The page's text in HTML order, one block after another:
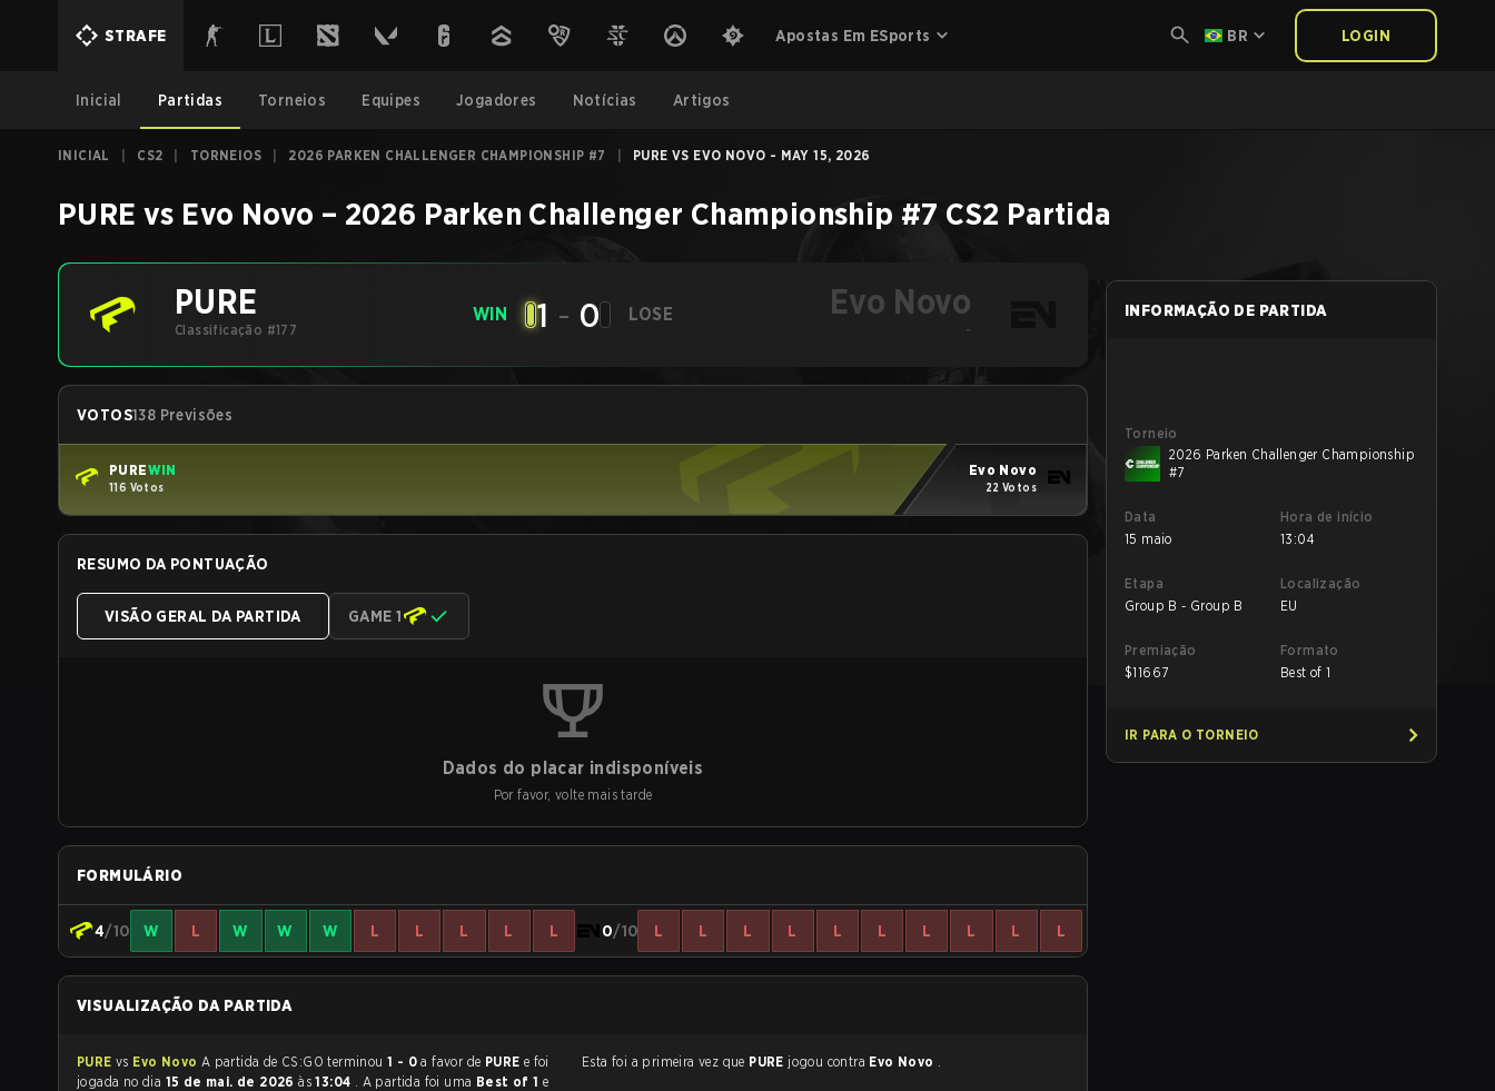
STRAFE Apostas Em ESports BR LOGIN
Inicial Partidas Torneios Equipes Jogadores Notícias Artigos
INICIAL CS2 TORNEIOS 2026 PARKEN CHALLENGER CHAMPIONSHIP #7 PURE VS EVO NOVO - MAY 15, 2026
PURE vs Evo Novo – 2026 Parken Challenger Championship #7 CS2 Partida
PURE
Classificação #177
WIN 1 - 0 LOSE Evo Novo
-
VOTOS138 Previsões
PUREWIN
116 Votos
Evo Novo
22 Votos
RESUMO DA PONTUAÇÃO
VISÃO GERAL DA PARTIDA GAME 1
Dados do placar indisponíveis
Por favor, volte mais tarde
FORMULÁRIO
4/10 W L W W W L L L L L 0/10 L L L L L L L L L L
VISUALIZAÇÃO DA PARTIDA
PURE vs Evo Novo A partida de CS:GO terminou 1 - 0 a favor de PURE e foi
jogada no dia 15 de mai. de 2026às13:04 . A partida foi uma Best of 1 e
Esta foi a primeira vez que PURE jogou contra Evo Novo .
INFORMAÇÃO DE PARTIDA
Torneio
2026 Parken Challenger Championship
#7
Data
15 maio
Hora de início
13:04
Etapa
Group B - Group B
Localização
EU
Premiação
$11667
Formato
Best of 1
IR PARA O TORNEIO